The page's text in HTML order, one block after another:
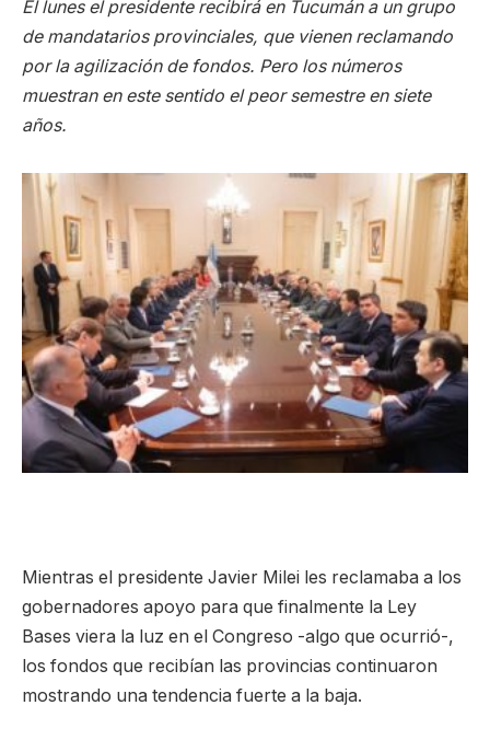
El lunes el presidente recibirá en Tucumán a un grupo
de mandatarios provinciales, que vienen reclamando
por la agilización de fondos. Pero los números
muestran en este sentido el peor semestre en siete
años.
Mientras el presidente Javier Milei les reclamaba a los
gobernadores apoyo para que finalmente la Ley
Bases viera la luz en el Congreso -algo que ocurrió-,
los fondos que recibían las provincias continuaron
mostrando una tendencia fuerte a la baja.